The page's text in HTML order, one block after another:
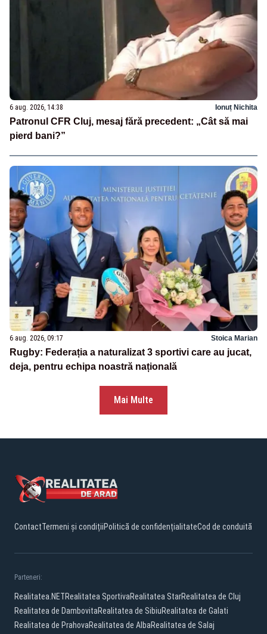
6 aug. 2026, 14:38 Ionuț Nichita
Patronul CFR Cluj, mesaj fără precedent: „Cât să mai
pierd bani?”
6 aug. 2026, 09:17 Stoica Marian
Rugby: Federația a naturalizat 3 sportivi care au jucat,
deja, pentru echipa noastră națională
Mai Multe
ContactTermeni și condițiiPolitică de confidențialitateCod de conduită
Parteneri:
Realitatea.NETRealitatea SportivaRealitatea StarRealitatea de Cluj
Realitatea de DambovitaRealitatea de SibiuRealitatea de Galati
Realitatea de PrahovaRealitatea de AlbaRealitatea de Salaj